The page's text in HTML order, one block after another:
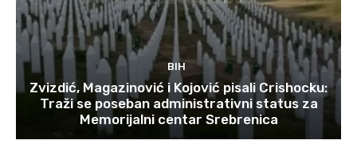
BIH
Zvizdić, Magazinović i Kojović pisali Crishocku:
Traži se poseban administrativni status za
Memorijalni centar Srebrenica